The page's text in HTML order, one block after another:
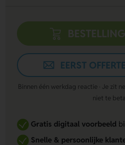
EERST
Binnen één werkdag reactie · Je zit
niet te
Gratis digitaal voorbeeld
Snelle & persoonlijke